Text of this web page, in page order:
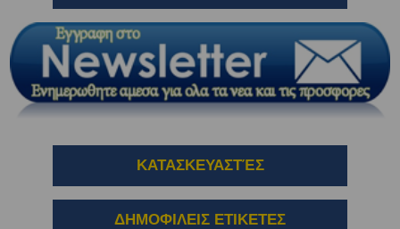
ΚΑΤΑΣΚΕΥΑΣΤΈΣ
ΔΗΜΟΦΙΛΕΙΣ ΕΤΙΚΕΤΕΣ